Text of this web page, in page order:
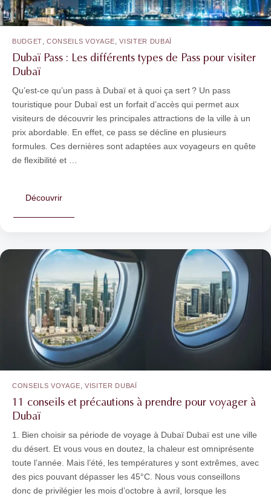
Dubaï Pass : Les différents types de Pass pour visiter
Dubaï
Qu’est-ce qu’un pass à Dubaï et à quoi ça sert ? Un pass
touristique pour Dubaï est un forfait d’accès qui permet aux
visiteurs de découvrir les principales attractions de la ville à un
prix abordable. En effet, ce pass se décline en plusieurs
formules. Ces dernières sont adaptées aux voyageurs en quête
de flexibilité et …
Découvrir
BUDGET,CONSEILS VOYAGE,VISITER DUBAÏ
11 conseils et précautions à prendre pour voyager à
Dubaï
1. Bien choisir sa période de voyage à Dubaï Dubaï est une ville
du désert. Et vous vous en doutez, la chaleur est omniprésente
toute l’année. Mais l’été, les températures y sont extrêmes, avec
des pics pouvant dépasser les 45°C. Nous vous conseillons
donc de privilégier les mois d’octobre à avril, lorsque les
CONSEILS VOYAGE,VISITER DUBAÏ